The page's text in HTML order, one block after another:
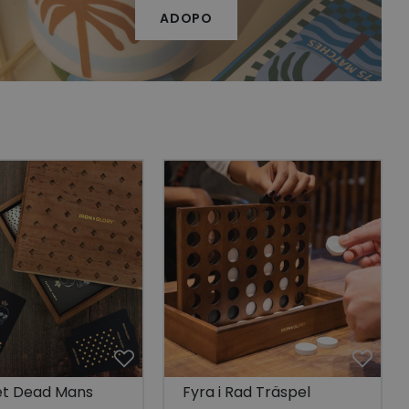
ADOPO
Dead Mans
Fyra i Rad Träspel
besökare för
aktivera
besökarens
visas av en
genom att föreslå
att dela
besökare för
aktivera
reda på
i
tjänsten för att
Det är
fungerar